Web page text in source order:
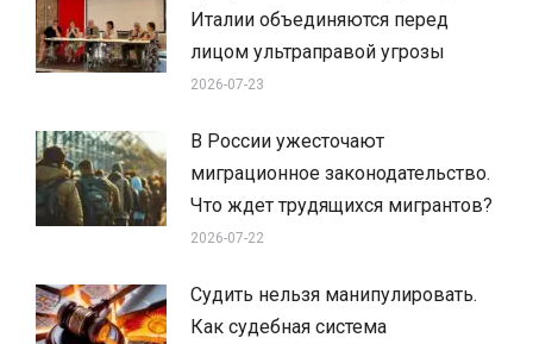
Италии объединяются перед
лицом ультраправой угрозы
2026-07-23
В России ужесточают
миграционное законодательство.
Что ждет трудящихся мигрантов?
2026-07-22
Судить нельзя манипулировать.
Как судебная система